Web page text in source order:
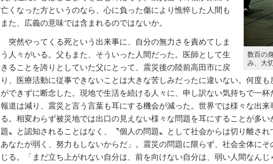
数百の
み、大
亡くなった方というのなら、心に負った傷により憔悴した人間も
また、広義の意味では含まれるのではないか。
突然やってくる死という出来事に、自分の無力さを責めてしま
う人々がいる。父もまた、そういった人間だった。医師として生
きることを誇りとしていた父にとって、震災後の陸前高田市に戻
り、医療活動に従事できないことは大きな苦しみだったに違いない。何度
ができずに断念した。現地で生活を続ける人々に、申し訳ない気持ちで一
報道は減り、震災と言う言葉も耳にする機会が減った。世界では様々な出
る。相変わらず被災地では出口の見えない様々な問題を耳にすることが多
題〟と認知されることはなく、〝個人の問題〟として社会からは切り離さ
あなたが弱く、努力もしないからだ」。震災の問題に限らず、社会全体に
じる。「まだ立ち上がれない自分は、前を向けない自分は、弱い人間なん